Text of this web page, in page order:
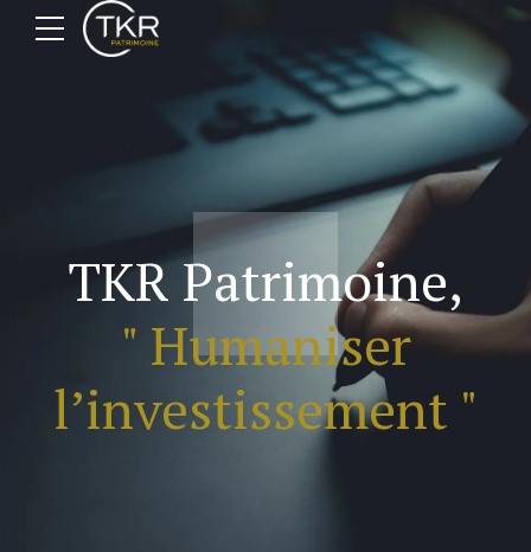
TKR Patrimoine,
" Humaniser
l’investissement "